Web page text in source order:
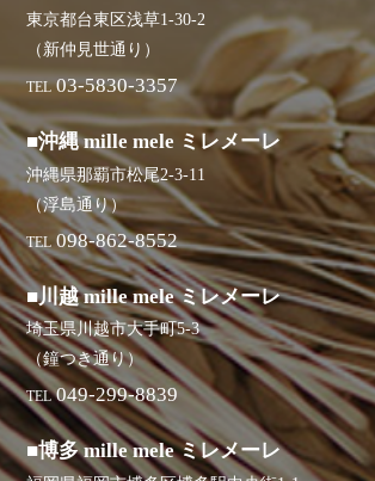
東京都台東区浅草1-30-2
（新仲見世通り）
TEL 03-5830-3357
■沖縄 mille mele ミレメーレ
沖縄県那覇市松尾2-3-11
（浮島通り）
TEL 098-862-8552
■川越 mille mele ミレメーレ
埼玉県川越市大手町5-3
（鐘つき通り）
TEL 049-299-8839
■博多 mille mele ミレメーレ